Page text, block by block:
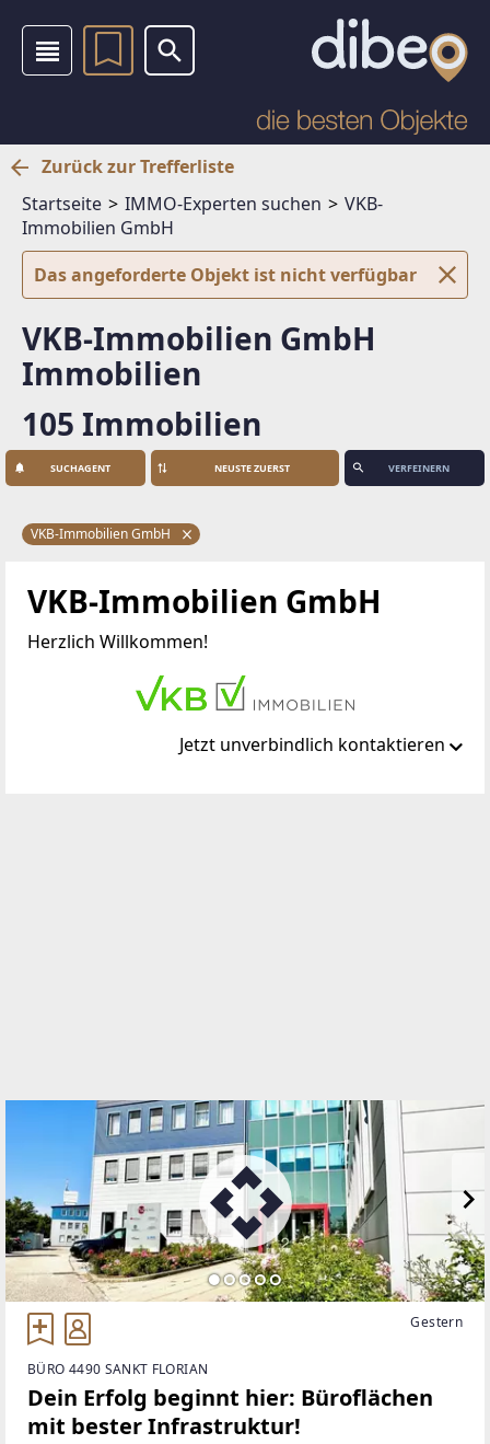
Zurück zur Trefferliste
Startseite
IMMO-Experten suchen
VKB-
Immobilien GmbH
Das angeforderte Objekt ist nicht verfügbar
VKB-Immobilien GmbH
Immobilien
105 Immobilien
SUCHAGENT VERFEINERN
VKB-Immobilien GmbH
VKB-Immobilien GmbH
Herzlich Willkommen!
Jetzt unverbindlich kontaktieren
Gestern
BÜRO 4490 SANKT FLORIAN
Dein Erfolg beginnt hier: Büroflächen
mit bester Infrastruktur!